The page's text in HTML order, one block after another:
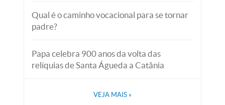
Qual é o caminho vocacional para se tornar
padre?
Papa celebra 900 anos da volta das
relíquias de Santa Águeda a Catânia
VEJA MAIS »